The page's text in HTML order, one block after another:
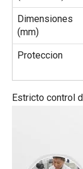
Dimensiones
(mm)
Proteccion
Estricto control